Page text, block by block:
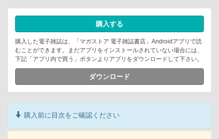
購入する
購入した電子雑誌は、「マガストア 電子雑誌書店」Androidアプリで読
むことができます。まだアプリをインストールされていない場合には、
下記「アプリ内で買う」ボタンよりアプリをダウンロードして下さい。
ダウンロード
購入前に目次をご確認ください